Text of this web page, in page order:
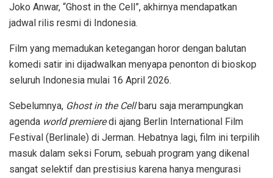
Joko Anwar, “Ghost in the Cell”, akhirnya mendapatkan
jadwal rilis resmi di Indonesia.
Film yang memadukan ketegangan horor dengan balutan
komedi satir ini dijadwalkan menyapa penonton di bioskop
seluruh Indonesia mulai 16 April 2026.
Sebelumnya, Ghost in the Cellbaru saja merampungkan
agenda world premieredi ajang Berlin International Film
Festival (Berlinale) di Jerman. Hebatnya lagi, film ini terpilih
masuk dalam seksi Forum, sebuah program yang dikenal
sangat selektif dan prestisius karena hanya mengurasi